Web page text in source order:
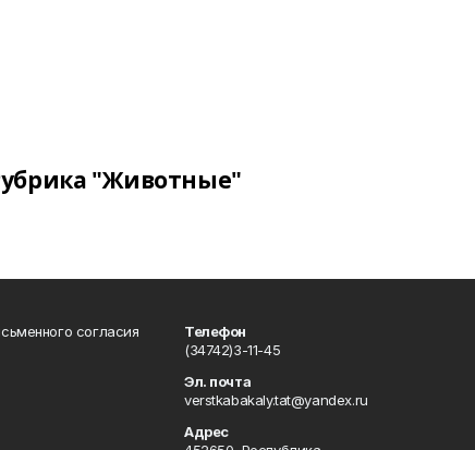
"Животные"
согласия
Телефон
(34742)3-11-45
Эл. почта
verstkabakaly.tat@yandex.ru
Адрес